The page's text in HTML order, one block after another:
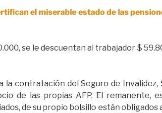
el miserable estado de las
se le descuentan al trabajador $
la contratación del Seguro de Invalidez,
de las propias AFP. El remanente,
de su propio bolsillo están